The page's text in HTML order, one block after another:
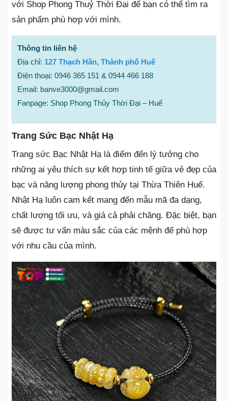
với Shop Phong Thuỷ Thời Đại để bạn có thể tìm ra
sản phẩm phù hợp với mình.
Thông tin liên hệ
Địa chỉ: 127 Thạch Hãn, Thành phố Huế
Điện thoại: 0946 365 151 & 0944 466 188
Email: banve3000@gmail.com
Fanpage: Shop Phong Thủy Thời Đại – Huế
Trang Sức Bạc Nhật Hạ
Trang sức Bạc Nhật Hạ là điểm đến lý tưởng cho
những ai yêu thích sự kết hợp tinh tế giữa vẻ đẹp của
bạc và năng lượng phong thủy tại Thừa Thiên Huế.
Nhật Hạ luôn cam kết mang đến mẫu mã đa dạng,
chất lượng tối ưu, và giá cả phải chăng. Đặc biệt, bạn
sẽ được tư vấn màu sắc của các mệnh để phù hợp
với nhu cầu của mình.